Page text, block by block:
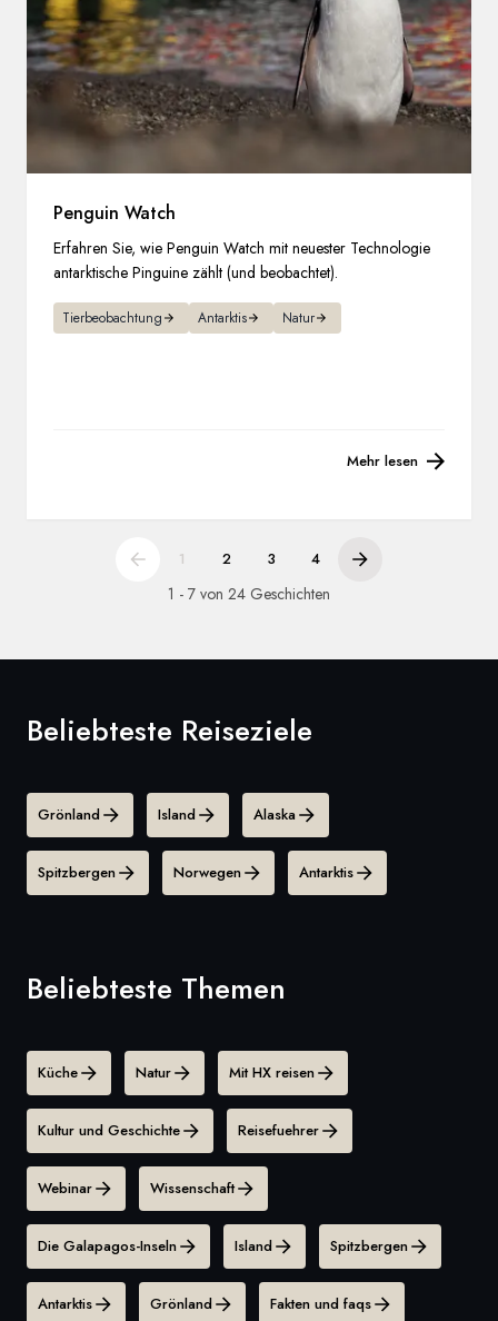
Penguin Watch
Erfahren Sie, wie Penguin Watch mit neuester Technologie
antarktische Pinguine zählt (und beobachtet).
Tierbeobachtung Antarktis Natur
Mehr lesen
1 2 3 4
1 - 7 von 24 Geschichten
Beliebteste Reiseziele
Grönland Island Alaska
Spitzbergen Norwegen Antarktis
Beliebteste Themen
Küche Natur Mit HX reisen
Kultur und Geschichte Reisefuehrer
Webinar Wissenschaft
Die Galapagos-Inseln Island Spitzbergen
Antarktis Grönland Fakten und faqs